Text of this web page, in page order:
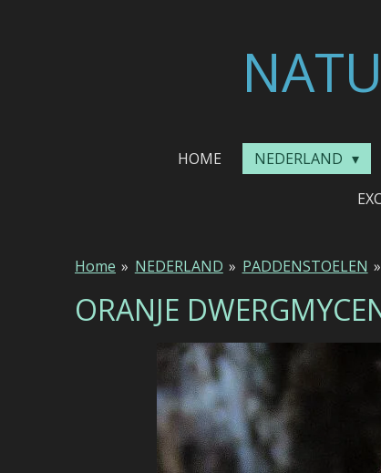
HOME NEDERLAND
Home » NEDERLAND » PADDENSTOELEN »
ORANJE